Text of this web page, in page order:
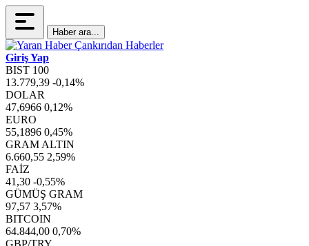
Haber ara...
Giriş Yap
BIST 100
13.779,39 -0,14%
DOLAR
47,6966 0,12%
EURO
55,1896 0,45%
GRAM ALTIN
6.660,55 2,59%
FAİZ
41,30 -0,55%
GÜMÜŞ GRAM
97,57 3,57%
BITCOIN
64.844,00 0,70%
GBP/TRY